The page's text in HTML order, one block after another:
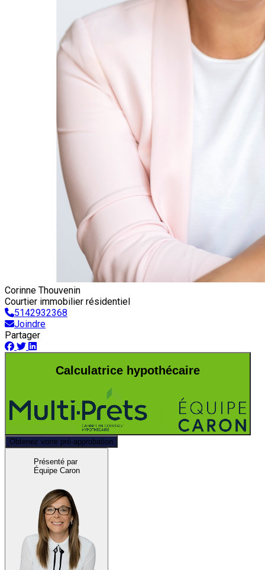
Corinne Thouvenin
Courtier immobilier résidentiel
5142932368
Joindre
Partager
Calculatrice hypothécaire
Obtenez votre pré-approbation
Présenté par
Équipe Caron